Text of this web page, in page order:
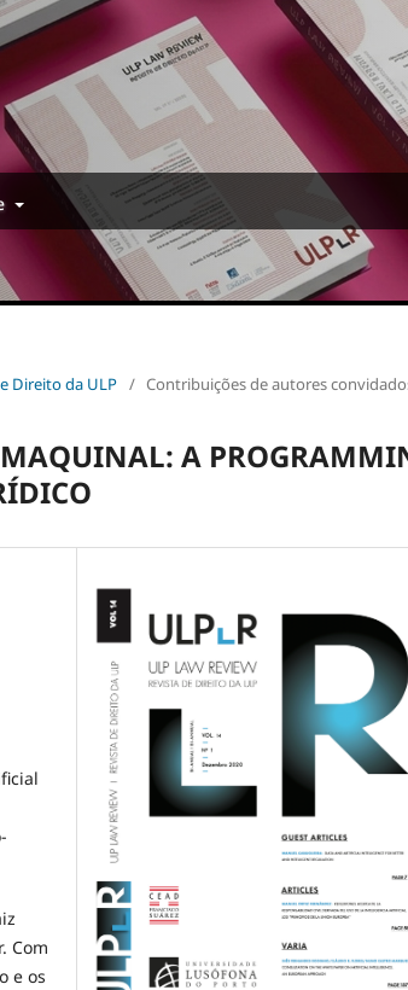
Direito da ULP / Contribuições de autores
A
Com
e os